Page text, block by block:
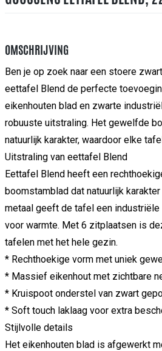
OMSCHRIJVING
Ben je op zoek naar een stoere
eettafel Blend de perfecte
eikenhouten blad en zwarte
robuuste uitstraling. Het gewelfde
natuurlijk karakter, waardoor elke
Uitstraling van eettafel Blend
Eettafel Blend heeft een
boomstamblad dat natuurlijk
metaal geeft de tafel een
voor warmte. Met 6 zitplaatsen is
tafelen met het hele gezin.
* Rechthoekige vorm met uniek
* Massief eikenhout met zichtbare
* Kruispoot onderstel van zwart
* Soft touch laklaag voor extra
Stijlvolle details
Het eikenhouten blad is afgewerkt